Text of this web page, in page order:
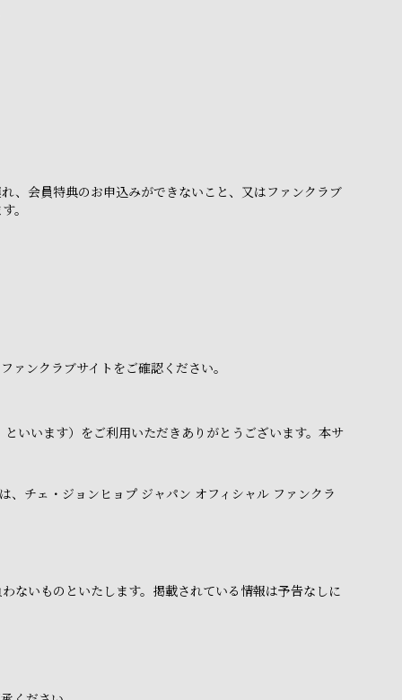
、会員特典のお申込みができないこと、又はファンクラブ
。
ンクラブサイトをご確認ください。
います）をご利用いただきありがとうございます。本サ
、チェ・ジョンヒョプ ジャパン オフィシャル ファンクラ
ないものといたします。掲載されている情報は予告なしに